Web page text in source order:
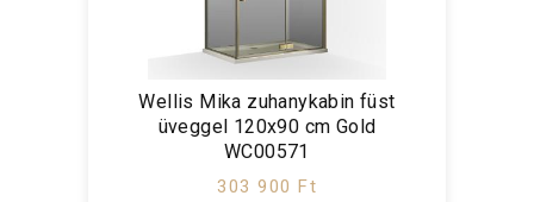
Wellis Mika zuhanykabin füst
üveggel 120x90 cm Gold
WC00571
303 900 Ft